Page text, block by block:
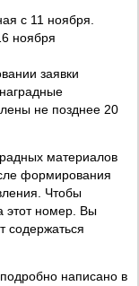
с 11 ноября.
ноября
заявки
не позднее 20
материалов
формирования
Чтобы
этот номер. Вы
содержаться
написано в